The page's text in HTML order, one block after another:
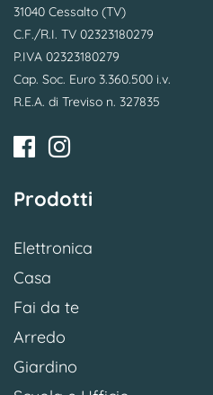
31040 Cessalto (TV)
C.F./R.I. TV 02323180279
P.IVA 02323180279
Cap. Soc. Euro 3.360.500 i.v.
R.E.A. di Treviso n. 327835
Prodotti
Elettronica
Casa
Fai da te
Arredo
Giardino